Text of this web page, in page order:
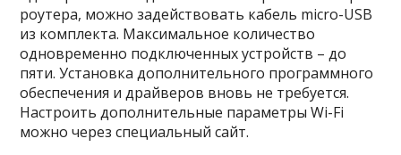
роутера, можно задействовать кабель micro-USB
из комплекта. Максимальное количество
одновременно подключенных устройств – до
пяти. Установка дополнительного программного
обеспечения и драйверов вновь не требуется.
Настроить дополнительные параметры Wi-Fi
можно через специальный сайт.